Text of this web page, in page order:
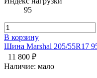
95
В корзину
Шина Marshal 205/55R17
11 800 ₽
Наличие: мало